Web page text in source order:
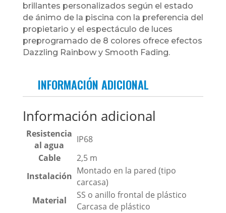
brillantes personalizados según el estado
de ánimo de la piscina con la preferencia del
propietario y el espectáculo de luces
preprogramado de 8 colores ofrece efectos
Dazzling Rainbow y Smooth Fading.
INFORMACIÓN ADICIONAL
Información adicional
Resistencia
al agua
IP68
Cable
2,5 m
Instalación Montado en la pared (tipo
carcasa)
Material
SS o anillo frontal de plástico
Carcasa de plástico